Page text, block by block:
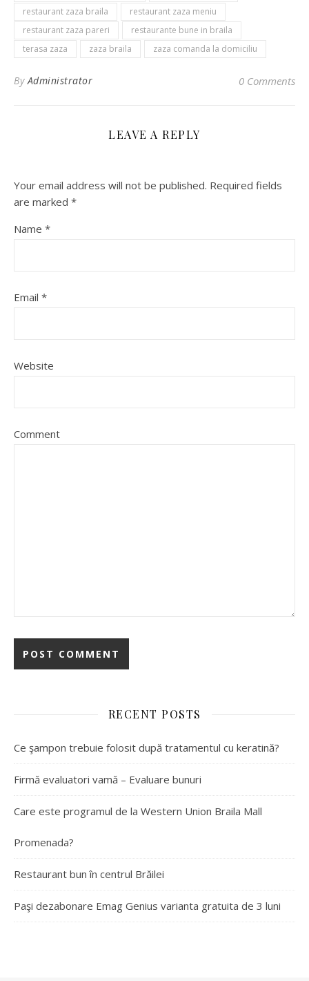
restaurant zaza braila
restaurant zaza meniu
restaurant zaza pareri
restaurante bune in braila
terasa zaza
zaza braila zaza comanda la domiciliu
ByAdministrator 0 Comments
LEAVE A REPLY
Your email address will not be published. Required fields
are marked *
Name *
Email *
Website
Comment
RECENT POSTS
Ce şampon trebuie folosit după tratamentul cu keratină?
Firmă evaluatori vamă – Evaluare bunuri
Care este programul de la Western Union Braila Mall
Promenada?
Restaurant bun în centrul Brăilei
Paşi dezabonare Emag Genius varianta gratuita de 3 luni